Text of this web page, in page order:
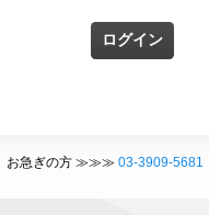
お急ぎの方 ≫≫≫ 03-3909-5681